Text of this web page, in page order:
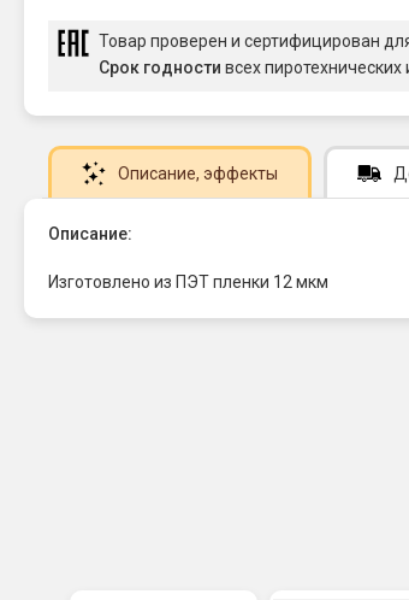
Товар проверен и сертифицирован
Срок годности всех
Описание, эффекты
Описание:
Изготовлено из ПЭТ пленки 12 мкм